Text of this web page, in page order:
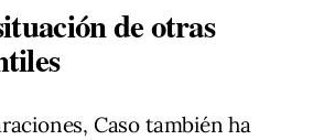
de otras
Caso también ha